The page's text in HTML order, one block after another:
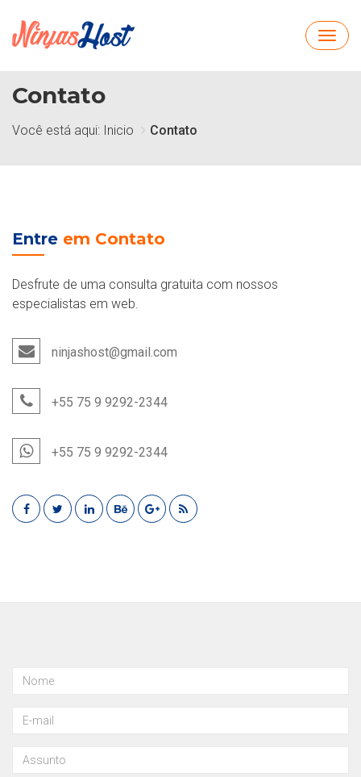
Contato
Você está aqui: Inicio Contato
Entre em Contato
Desfrute de uma consulta gratuita com nossos
especialistas em web.
ninjashost@gmail.com
+55 75 9 9292-2344
+55 75 9 9292-2344